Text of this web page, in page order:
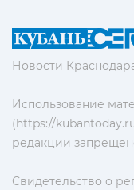
Новости
Использование
(https://
редакции
Свидетельство о